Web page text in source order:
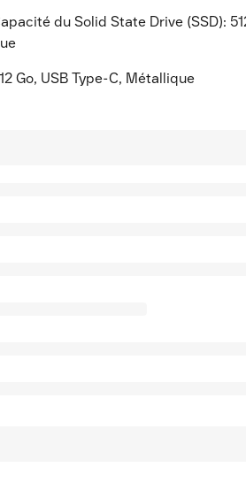
du Solid State Drive (SSD):
Go, USB Type-C, Métallique